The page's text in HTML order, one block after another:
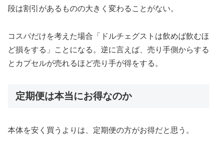
段は割引があるものの大きく変わることがない。
コスパだけを考えた場合「ドルチェグストは飲めば飲むほ
ど損をする」ことになる。逆に言えば、売り手側からする
とカプセルが売れるほど売り手が得をする。
定期便は本当にお得なのか
本体を安く買うよりは、定期便の方がお得だと思う。